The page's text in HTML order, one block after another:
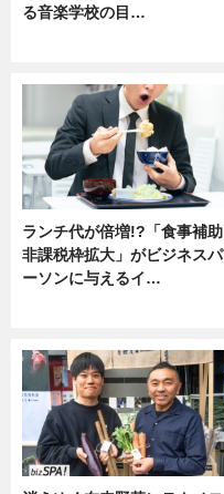
る音楽学校の目…
ランチ代が倍増!?「食事補助
非課税枠拡大」がビジネスパ
ーソンに与えるイ…